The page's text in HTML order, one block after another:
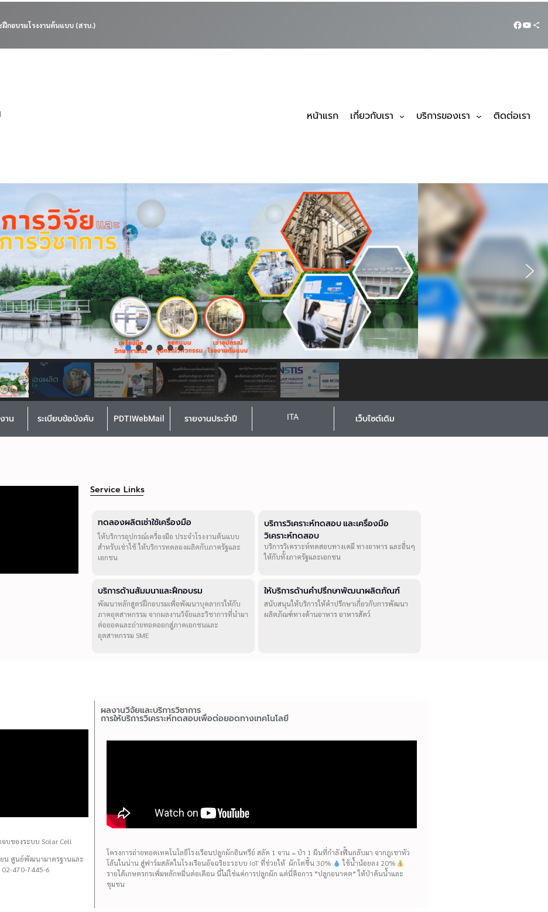
กอบรมโรงงานต้นแบบ (สรบ.)
หน้าแรก เกี่ยวกับเรา บริการของเรา ติดต่อเรา
าน ระเบียบข้อบังคับ PDTIWebMail รายงานประจำปี ITA เว็บไซต์เดิม
Service Links
ทดลองผลิตเช่าใช้เครื่องมือ
ให้บริการอุปกรณ์เครื่องมือ ประจำโรงงานต้นแบบ
สำหรับเช่าใช้ ให้บริการทดลองผลิตกับภาครัฐและ
เอกชน
บริการวิเคราะห์ทดสอบ และเครื่องมือ
วิเคราะห์ทดสอบ
บริการวิเคราะห์ทดสอบทางเคมี ทางอาหาร และอื่นๆ
ให้กับทั้งภาครัฐและเอกชน
บริการด้านสัมมนาและฝึกอบรม
พัฒนาหลักสูตรฝึกอบรมเพื่อพัฒนาบุคลากรให้กับ
ภาคอุตสาหกรรม จากผลงานวิจัยและวิชาการที่นำมา
ต่อยอดและถ่ายทอดออกสู่ภาคเอกชนและ
อุตสาหกรรม SME
ให้บริการด้านคำปรึกษาพัฒนาผลิตภัณฑ์
สนับสนุนให้บริการให้คำปรึกษาเกี่ยวกับการพัฒนา
ผลิตภัณฑ์ทางด้านอาหาร อาหารสัตว์
บของระบบ Solar Cell
น ศูนย์พัฒนามาตรฐานและ
02-470-7445-6
ผลงานวิจัยและบริการวิชาการ
การให้บริการวิเคราะห์ทดสอบเพื่อต่อยอดทางเทคโนโลยี
โครงการถ่ายทอดเทคโนโลยีโรงเรือนปลูกผักอินทรีย์ สลัด 1 จาน = ป่า 1 ผืนที่กำลังฟื้นกลับมา จากภูเขาหัว
โล้นในน่าน สู่ฟาร์มสลัดในโรงเรือนอัจฉริยะระบบ IoT ที่ช่วยให้ ผักโตขึ้น 30%
ใช้น้ำน้อยลง 20%
รายได้เกษตรกรเพิ่มหลักหมื่นต่อเดือน นี่ไม่ใช่แค่การปลูกผัก แต่นี่คือการ “ปลูกอนาคต” ให้ป่าต้นน้ำและ
ชุมชน